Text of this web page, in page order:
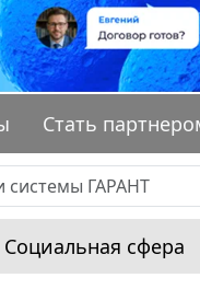
Стать
Социальная сфера